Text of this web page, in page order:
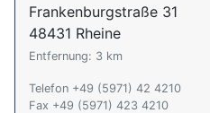
Frankenburgstraße 31
48431 Rheine
Entfernung: 3 km
Telefon +49 (5971) 42 4210
Fax +49 (5971) 423 4210